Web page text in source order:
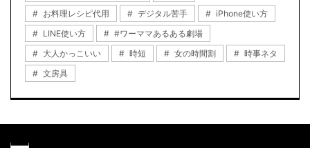
お料理レシピ代用
デジタル苦手
iPhone使い方
LINE使い方
#ワーママあるある劇場
大人かっこいい
時短 女の時間割
時事ネタ
文房具